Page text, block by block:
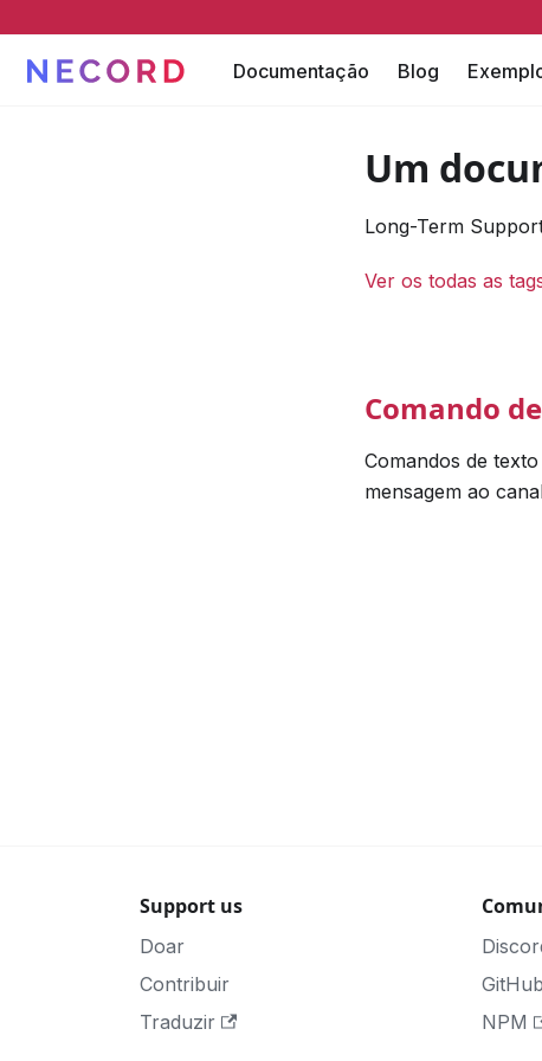
Documentação Blog
Um
Long-Term
Ver os todas as
Comando
Comandos de
mensagem ao
Support us
Doar
Contribuir
Traduzir
GitHub
NPM